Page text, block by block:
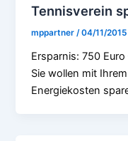
Tennisverein
mppartner /04/11/2015
Ersparnis: 750
Sie wollen mit
Energiekosten